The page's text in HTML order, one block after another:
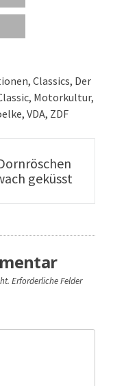
, Classics, Der
, Motorkultur,
, VDA, ZDF
geküsst
Erforderliche Felder